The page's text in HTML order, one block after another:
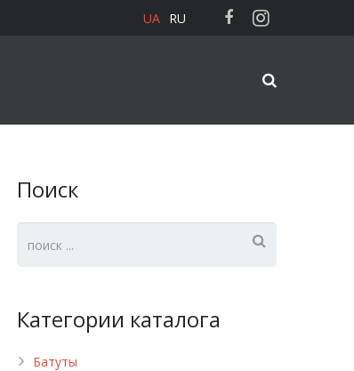
UA RU
Поиск
Категории каталога
Батуты